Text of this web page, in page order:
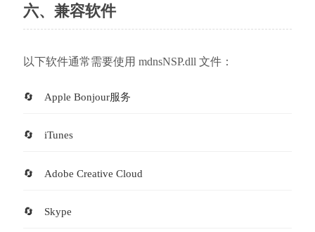
六、兼容软件
以下软件通常需要使用 mdnsNSP.dll 文件：
Apple Bonjour服务
iTunes
Adobe Creative Cloud
Skype